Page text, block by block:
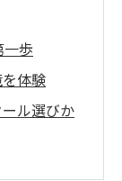
一歩
体験
ル選びか